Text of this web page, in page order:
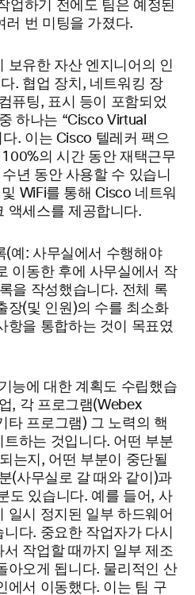
업하기 전에도 팀은 예정된
러 번 미팅을 가졌다.
보유한 자산 엔지니어의 인
. 협업 장치, 네트워킹 장
퓨팅, 표시 등이 포함되었
하나는 “Cisco Virtual
. 이는 Cisco 텔레커 팩으
의 시간 동안 재택근무
년 동안 사용할 수 있습니
WiFi를 통해 Cisco 네트워
액세스를 제공합니다.
(예: 사무실에서 수행해야
이동한 후에 사무실에서 작
을 작성했습니다. 전체 록
장(및 인원)의 수를 최소화
항을 통합하는 것이 목표였
능에 대한 계획도 수립했습
, 각 프로그램(Webex
타 프로그램) 그 노력의 핵
하는 것입니다. 어떤 부분
는지, 어떤 부분이 중단될
(사무실로 갈 때와 같이)과
도 있습니다. 예를 들어, 사
일시 정지된 일부 하드웨어
다. 중요한 작업자가 다시
작업할 때까지 일부 제조
아오게 됩니다. 물리적인 산
에서 이동했다. 이는 팀 구